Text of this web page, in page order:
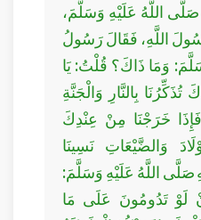
اللَّهُ عَلَيْهِ وَسَلَّمَ،
اللَّهِ، فَقَالَ رَسُولُ
وَمَا ذَاكَ؟ قُلْتُ: يَا
بِالنَّارِ وَالْجَنَّةِ
خَرَجْنَا مِنْ عِنْدِكَ
وَالضَّيْعَاتِ نَسِينَا
صَلَّى اللَّهُ عَلَيْهِ وَسَلَّمَ:
لَوْ تَدُومُونَ عَلَى مَا